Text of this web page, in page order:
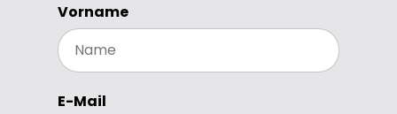
Vorname
E-Mail